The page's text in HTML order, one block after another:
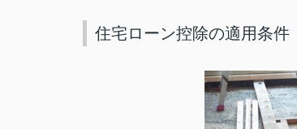
住宅ローン控除の適用条